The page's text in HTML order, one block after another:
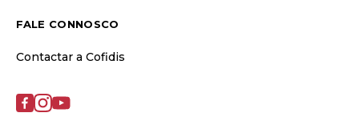
FALE CONNOSCO
Contactar a Cofidis